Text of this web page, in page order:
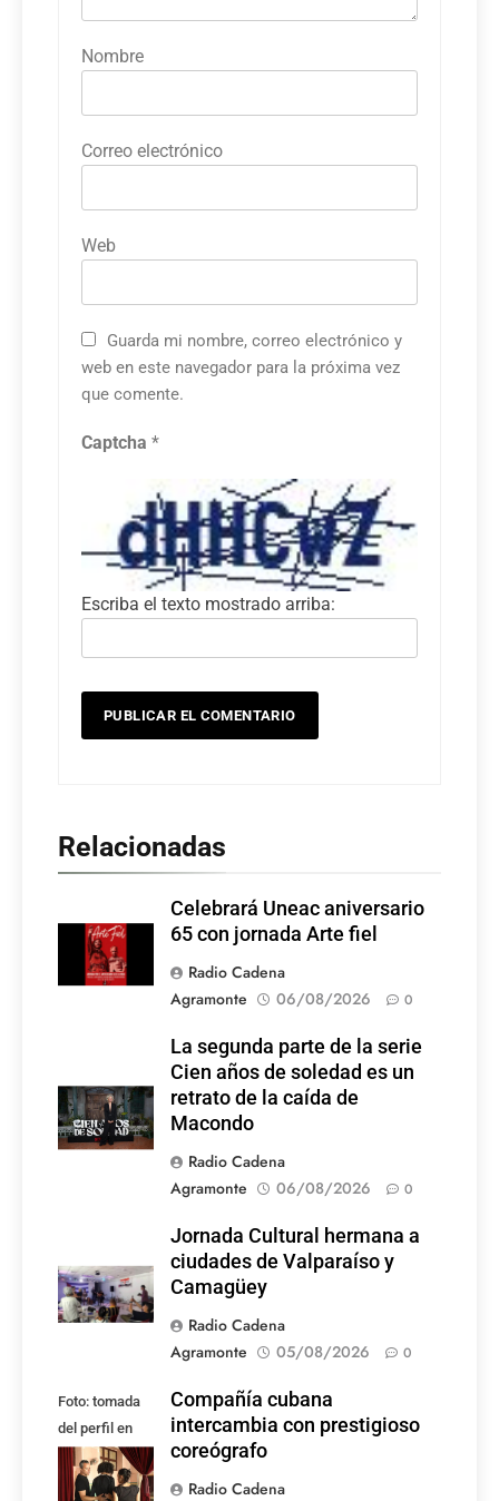
Nombre
Correo electrónico
Web
Guarda mi nombre, correo electrónico y
web en este navegador para la próxima vez
que comente.
Captcha *
Escriba el texto mostrado arriba:
Relacionadas
Celebrará Uneac aniversario
65 con jornada Arte fiel
Radio Cadena
Agramonte
06/08/2026 0
La segunda parte de la serie
Cien años de soledad es un
retrato de la caída de
Macondo
Radio Cadena
Agramonte
06/08/2026 0
Jornada Cultural hermana a
ciudades de Valparaíso y
Camagüey
Radio Cadena
Agramonte
05/08/2026 0
Foto: tomada
del perfil en
Facebook de la
compañía
Compañía cubana
intercambia con prestigioso
coreógrafo
Radio Cadena